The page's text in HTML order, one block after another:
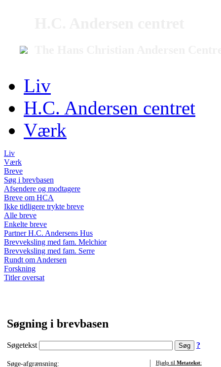
Liv
H.C. Andersen centret
Værk
Liv
Værk
Breve
Søg i brevbasen
Afsendere og modtagere
Breve om HCA
Ikke tidligere trykte breve
Alle breve
Enkelte breve
Partner H.C. Andersens Hus
Brevveksling med fam. Melchior
Brevveksling med fam. Serre
Rundt om Andersen
Forskning
Titler oversat
Søgning i brevbasen
Søgetekst ?
Søge-afgrænsning:
Hjælp til Metatekst: